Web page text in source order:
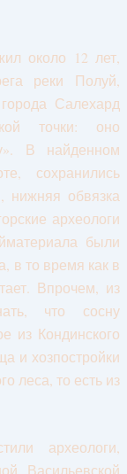
около 12 лет,
реки Полуй,
Салехард
точки: оно
В найденном
сохранились
нижняя обвязка
археологи
были
в то время как в
Впрочем, из
что сосну
из Кондинского
и хозпостройки
леса, то есть из
археологи,
Васильевской